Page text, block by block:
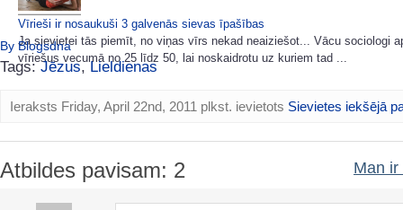
Vīrieši ir nosaukuši 3 galvenās sievas īpašības
Ja sievietei tās piemīt, no viņas vīrs nekad neaiziešot... Vācu sociologi
vīriešus vecumā no 25 līdz 50, lai noskaidrotu uz kuriem tad ...
By Blogsdna
Tags:Jēzus,Lieldienas
Ieraksts Friday, April 22nd, 2011 plkst. ievietots Sievietes iekšējā
Atbildes pavisam: 2 Man ir